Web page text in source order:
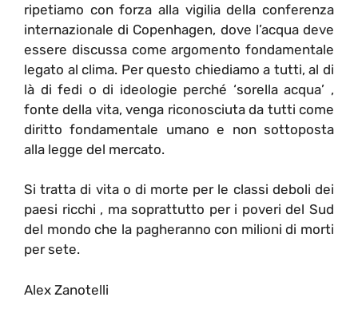
ripetiamo con forza alla vigilia della conferenza
internazionale di Copenhagen, dove l’acqua deve
essere discussa come argomento fondamentale
legato al clima. Per questo chiediamo a tutti, al di
là di fedi o di ideologie perché ‘sorella acqua’ ,
fonte della vita, venga riconosciuta da tutti come
diritto fondamentale umano e non sottoposta
alla legge del mercato.
Si tratta di vita o di morte per le classi deboli dei
paesi ricchi , ma soprattutto per i poveri del Sud
del mondo che la pagheranno con milioni di morti
per sete.
Alex Zanotelli